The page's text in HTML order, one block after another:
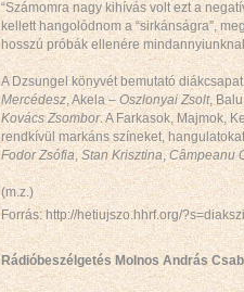
“Számomra nagy kihívás volt ezt a
kellett hangolódnom a “sirkánságra”,
hosszú próbák ellenére
A Dzsungel könyvét bemutató
Mercédesz, Akela – Oszlonyai Zsolt,
Kovács Zsombor. A Farkasok, Majmok,
rendkívül markáns színeket,
Fodor Zsófia,Stan Krisztina, Câmpeanu
(m.z.)
Forrás: http://hetiujszo.hhrf.org/
Rádióbeszélgetés Molnos András